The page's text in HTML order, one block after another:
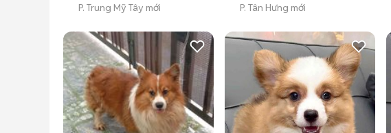
P. Trung Mỹ Tây mới
P. Tân Hưng mới